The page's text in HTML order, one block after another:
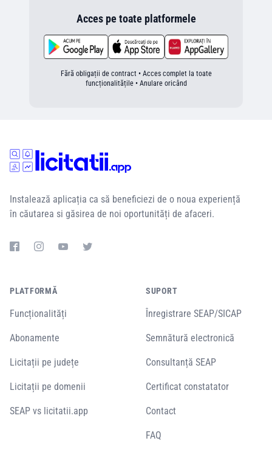
Acces pe toate platformele
Fără obligații de contract • Acces complet la toate
funcționalitățile • Anulare oricând
Instalează aplicația ca să beneficiezi de o noua experiență
în căutarea si găsirea de noi oportunități de afaceri.
PLATFORMĂ
Funcționalități
Abonamente
Licitații pe județe
Licitații pe domenii
SEAP vs licitatii.app
SUPORT
Înregistrare SEAP/SICAP
Semnătură electronică
Consultanță SEAP
Certificat constatator
Contact
FAQ